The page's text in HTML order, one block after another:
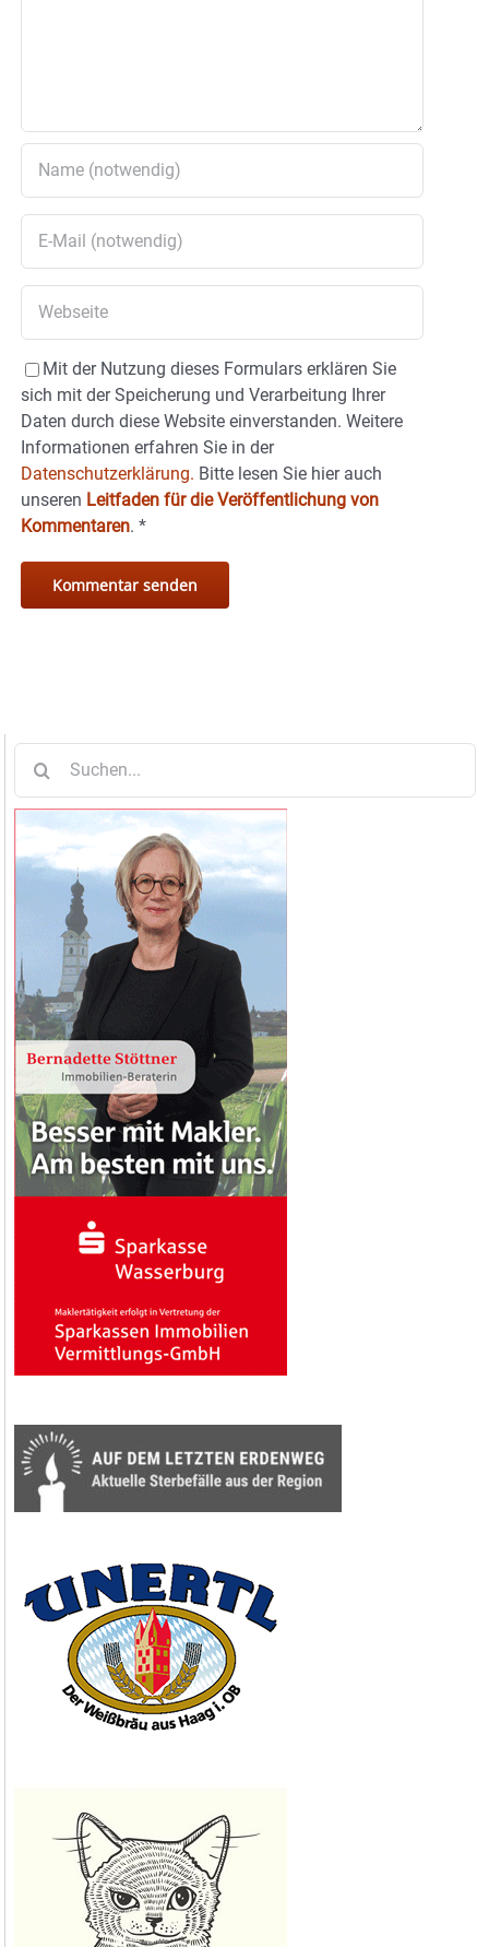
Mit der Nutzung dieses Formulars erklären Sie
sich mit der Speicherung und Verarbeitung Ihrer
Daten durch diese Website einverstanden. Weitere
Informationen erfahren Sie in der
Datenschutzerklärung. Bitte lesen Sie hier auch
unseren Leitfaden für die Veröffentlichung von
Kommentaren. *
nach: